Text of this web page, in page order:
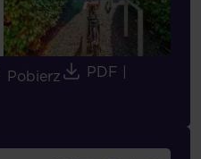
Pobierz PDF